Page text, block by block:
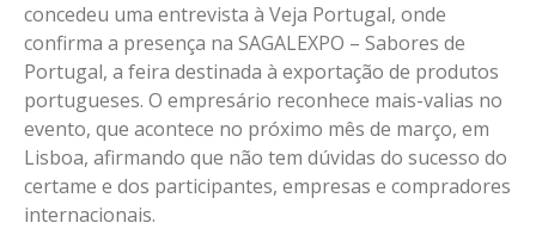
concedeu uma entrevista à Veja Portugal, onde
confirma a presença na SAGALEXPO – Sabores de
Portugal, a feira destinada à exportação de produtos
portugueses. O empresário reconhece mais-valias no
evento, que acontece no próximo mês de março, em
Lisboa, afirmando que não tem dúvidas do sucesso do
certame e dos participantes, empresas e compradores
internacionais.